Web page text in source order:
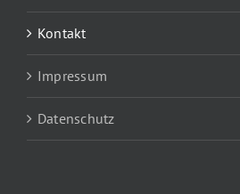
Kontakt
Impressum
Datenschutz